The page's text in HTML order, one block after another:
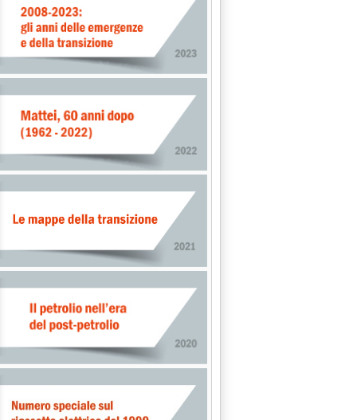
DI CARBURANTI IN SLOVENIA ALIQUOTA RIDOTTA ANCHE
0.0.
ALL'ITALGAS DI ASTI'
alle 0.0.
RESTARNE FUORI"'